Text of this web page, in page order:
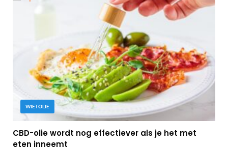
WIETOLIE
CBD-olie wordt nog effectiever als je het met
eten inneemt